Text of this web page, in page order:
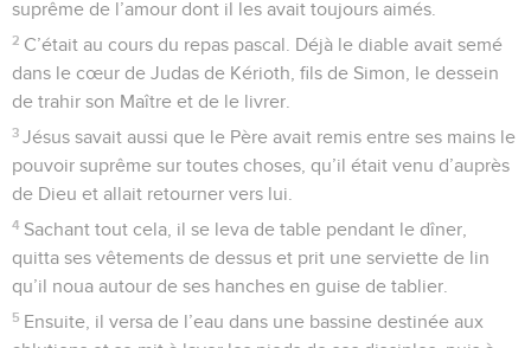
suprême de l’amour dont il les avait toujours aimés.
2 C’était au cours du repas pascal. Déjà le diable avait semé
dans le cœur de Judas de Kérioth, fils de Simon, le dessein
de trahir son Maître et de le livrer.
3 Jésus savait aussi que le Père avait remis entre ses mains le
pouvoir suprême sur toutes choses, qu’il était venu d’auprès
de Dieu et allait retourner vers lui.
4 Sachant tout cela, il se leva de table pendant le dîner,
quitta ses vêtements de dessus et prit une serviette de lin
qu’il noua autour de ses hanches en guise de tablier.
5 Ensuite, il versa de l’eau dans une bassine destinée aux